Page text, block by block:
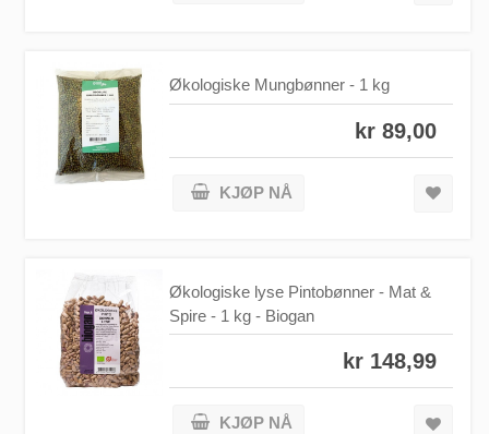
Økologiske Mungbønner - 1 kg
kr 89,00
KJØP NÅ
Økologiske lyse Pintobønner - Mat &
Spire - 1 kg - Biogan
kr 148,99
KJØP NÅ